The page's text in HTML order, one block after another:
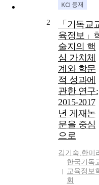
2
「기독교
육정보」
술지의 핵
심 가치체
계와 학문
적 성과에
관한 연구:
2015-2017
년 게재논
문을 중심
으로
김기숙,한미
한국기독
교육정보
회